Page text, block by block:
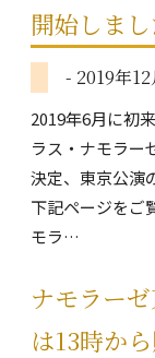
開始しまし
- 2019年
2019年6月に初
ラス・ナモラー
決定、東京公演
下記ページをご
モラ…
ナモラー
は13時か